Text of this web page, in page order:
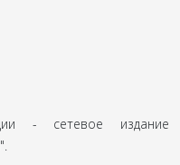
- сетевое издание
".